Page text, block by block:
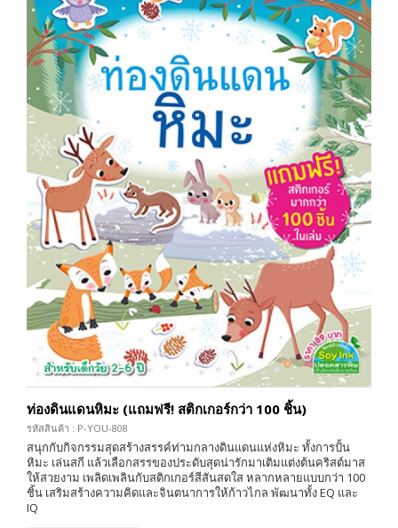
ท่องดินแดนหิมะ (แถมฟรี! สติกเกอร์กว่า 100 ชิ้น)
รหัสสินค้า : P-YOU-808
สนุกกับกิจกรรมสุดสร้างสรรค์ท่ามกลางดินแดนแห่งหิมะ ทั้งการปั้น
หิมะ เล่นสกี แล้วเลือกสรรของประดับสุดน่ารักมาเติมแต่งต้นคริสต์มาส
ให้สวยงาม เพลิดเพลินกับสติกเกอร์สีสันสดใส หลากหลายแบบกว่า 100
ชิ้น เสริมสร้างความคิดและจินตนาการให้ก้าวไกล พัฒนาทั้ง EQ และ
IQ